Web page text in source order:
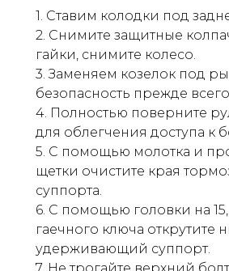
1. Ставим колодки под
2. Снимите защитные
гайки, снимите колесо.
3. Заменяем козелок под
безопасность прежде всего
4. Полностью поверните
для облегчения доступа к
5. С помощью молотка и
щетки очистите края
суппорта.
6. С помощью головки на
гаечного ключа открутите
удерживающий суппорт.